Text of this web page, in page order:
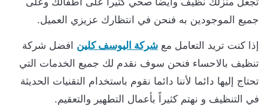
جميع الموجودين به فنحن في انتظارك عزيزي العميل.
إذا كنت تريد التعامل مع شركة اليوسف كلين افضل شركة
تنظيف بالاحساء فنحن سوف نقدم لك جميع الخدمات التي
تحتاج إليها دائما لأننا دائما نقوم باستخدام التقنيات الحديثة
في التنظيف و نهتم كثيراً بأعمال التطهير والتعقيم.